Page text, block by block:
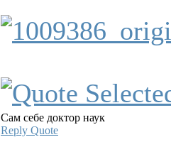
Сам себе доктор наук
Reply Quote